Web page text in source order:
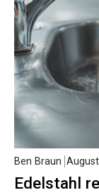
Edelstahl
Ben Braun